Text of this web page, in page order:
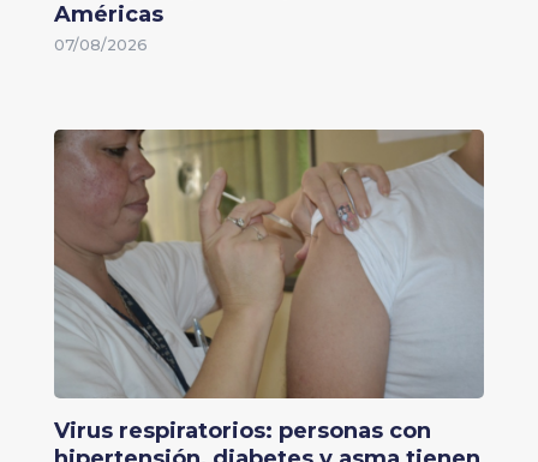
Américas
07/08/2026
Virus respiratorios: personas con